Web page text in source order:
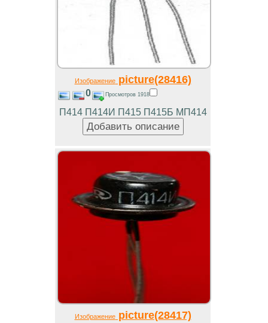
Изображениеpicture(28416)
0 Просмотров 1918
П414 П414И П415 П415Б МП414
Изображениеpicture(28417)